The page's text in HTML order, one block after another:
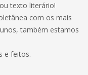
texto literário!
com os mais
também estamos
e feitos.